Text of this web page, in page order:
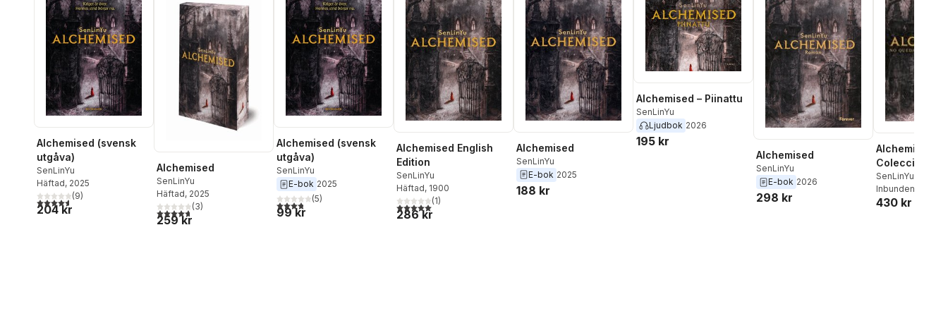
Alchemised (svensk
utgåva)
SenLinYu
Häftad, 2025
4,6utav 5 stjärnor. Totalt antal röster:
(9)
204 kr
Alchemised
SenLinYu
Häftad, 2025
4,7utav 5 stjärnor. Totalt antal röster:
(3)
259 kr
Alchemised (svensk
utgåva)
SenLinYu
E-bok 2025
3,8utav 5 stjärnor. Totalt antal röster:
(5)
99 kr
Alchemised English
Edition
SenLinYu
Häftad, 1900
5,0utav 5 stjärnor. Totalt antal röster:
(1)
286 kr
Alchemised
SenLinYu
E-bok 2025
188 kr
Alchemised – Piinattu
SenLinYu
Ljudbok 2026
195 kr
Alchemised
SenLinYu
E-bok 2026
298 kr
Alchemised.
Coleccionista,
Limitada. /
SenLinYu
Inbunden
430 kr